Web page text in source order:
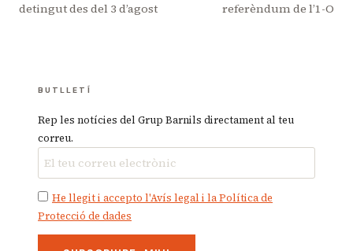
detingut des del 3 d’agost
referèndum de l’1-O
BUTLLETÍ
Rep les notícies del Grup Barnils directament al teu
correu.
He llegit i accepto l'Avís legal i la Política de
Protecció de dades